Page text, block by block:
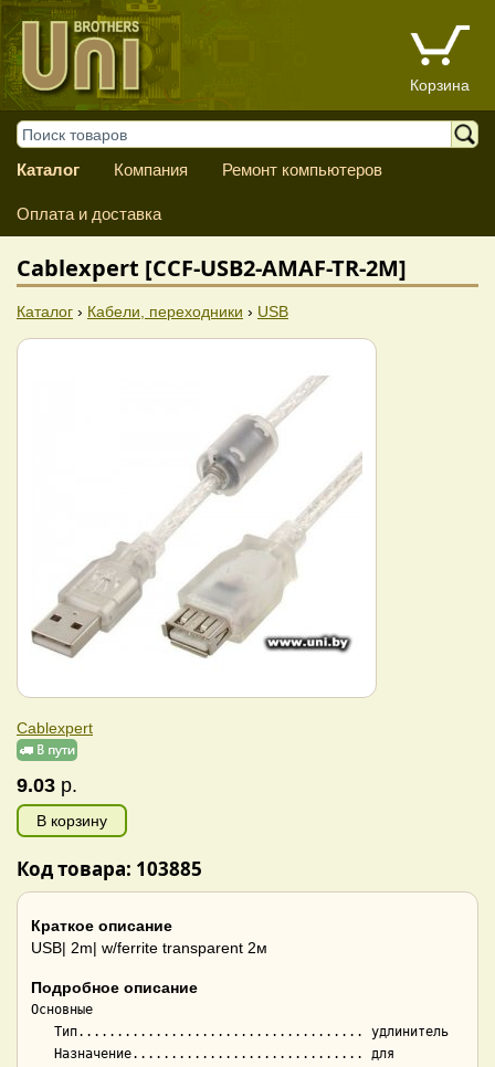
Корзина
Каталог Компания Ремонт компьютеров
Оплата и доставка
Cablexpert [CCF-USB2-AMAF-TR-2M]
Каталог › Кабели, переходники › USB
Cablexpert
9.03 р.
В корзину
Код товара: 103885
Краткое описание
USB| 2m| w/ferrite transparent 2м
Подробное описание
Основные